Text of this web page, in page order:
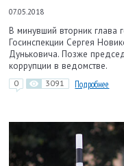
07.05.2018
В минувший вторник глава
Госинспекции Сергея
Дуньковича. Позже
коррупции в ведомстве.
0 3091 Подробнее